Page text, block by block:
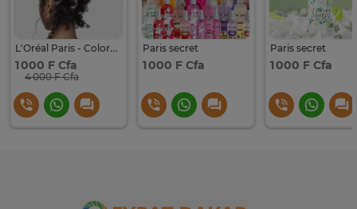
L'Oréal Paris - Coloration Éphémère
1 000 F Cfa
4 000 F Cfa
Paris secret
1 000 F Cfa
Paris secret
1 000 F Cfa